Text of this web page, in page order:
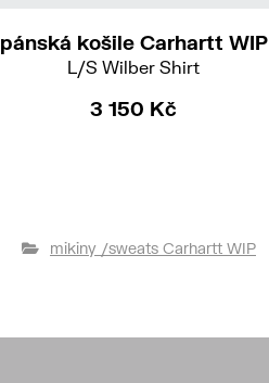
pánská košile Carhartt WIP
L/S Wilber Shirt
3 150 Kč
mikiny /sweats Carhartt WIP